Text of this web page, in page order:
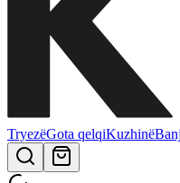
TryezëGota qelqiKuzhinë